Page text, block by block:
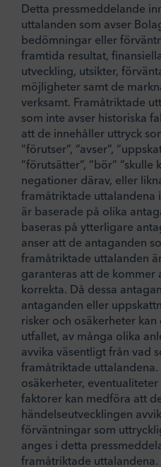
Detta pressmeddelande
uttalanden som avser
bedömningar eller
framtida resultat,
utveckling, utsikter,
möjligheter samt de
verksamt. Framåtriktade
som inte avser historiska
att de innehåller uttryck
”förutser”, ”avser”,
”förutsätter”, ”bör” ”skulle
negationer därav, eller
framåtriktade uttalandena
är baserade på olika
baseras på ytterligare
anser att de antaganden
framåtriktade uttalanden
garanteras att de kommer
korrekta. Då dessa
antaganden eller
risker och osäkerheter
utfallet, av många olika
avvika väsentligt från vad
framåtriktade uttalandena.
osäkerheter,
faktorer kan medföra att
händelseutvecklingen
förväntningar som
anges i detta
framåtriktade